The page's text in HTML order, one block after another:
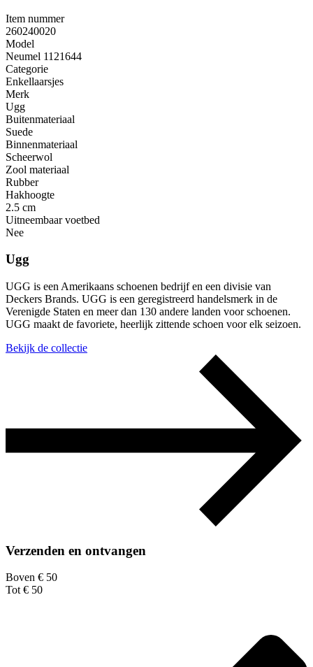
Item nummer
260240020
Model
Neumel 1121644
Categorie
Enkellaarsjes
Merk
Ugg
Buitenmateriaal
Suede
Binnenmateriaal
Scheerwol
Zool materiaal
Rubber
Hakhoogte
2.5 cm
Uitneembaar voetbed
Nee
Ugg
UGG is een Amerikaans schoenen bedrijf en een divisie van
Deckers Brands. UGG is een geregistreerd handelsmerk in de
Verenigde Staten en meer dan 130 andere landen voor schoenen.
UGG maakt de favoriete, heerlijk zittende schoen voor elk seizoen.
Bekijk de collectie
Verzenden en ontvangen
Boven € 50
Tot € 50